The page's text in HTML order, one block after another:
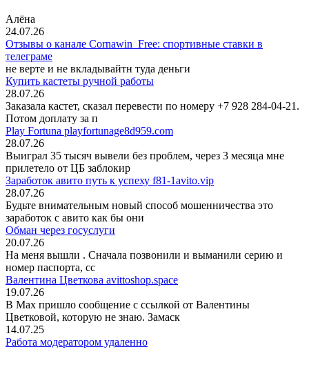
Алёна
24.07.26
Отзывы о канале Cornawin_Free: спортивные ставки в
телеграме
не верте и не вкладывайтн туда деньги
Купить кастеты ручной работы
28.07.26
Заказала кастет, сказал перевести по номеру +7 928 284-04-21.
Потом доплату за п
Play Fortuna playfortunage8d959.com
28.07.26
Выиграл 35 тысяч вывели без проблем, через 3 месяца мне
прилетело от ЦБ заблокир
Заработок авито путь к успеху f81-1avito.vip
28.07.26
Будьте внимательным новый способ мошенничества это
заработок с авито как бы они
Обман через госуслуги
20.07.26
На меня вышли . Сначала позвонили и выманили серию и
номер паспорта, сс
Валентина Цветкова avittoshop.space
19.07.26
В Мах пришло сообщение с ссылкой от Валентины
Цветковой, которую не знаю. Замаск
14.07.25
Работа модератором удаленно